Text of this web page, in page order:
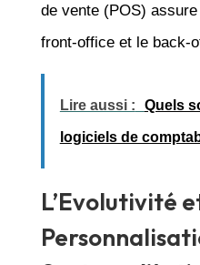
de vente (POS)
front-office et le back-
Lire aussi : Quels
logiciels de
L’Evolutivité